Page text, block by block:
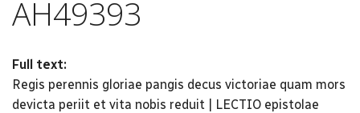
AH49393
Full text:
Regis perennis gloriae pangis decus victoriae quam mors
devicta periit et vita nobis reduit | LECTIO epistolae